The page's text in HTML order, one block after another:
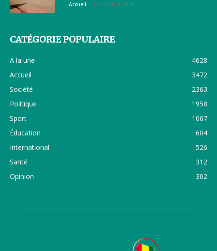
Accueil 14 octobre 2019
CATÉGORIE POPULAIRE
A la une
4628
Accueil
3472
Société
2363
Politique
1958
Sport
1067
Éducation
604
International
526
Santé
312
Opinion
302